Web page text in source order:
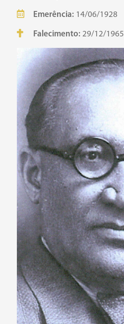
Emerência: 14/06/1928
Falecimento: 29/12/1965